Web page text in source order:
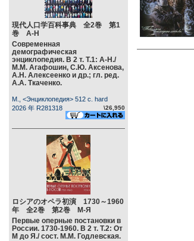
現代人口学百科事典 全2巻 第1
巻 А-Н
Современная
демографическая
энциклопедия. В 2 т. Т.1: А-Н./
М.М. Агафошин, С.Ю. Аксенова,
А.Н. Алексеенко и др.; гл. ред.
А.А. Ткаченко.
М., <Энциклопедия> 512 c. hard
2026 年 R281318
\26,950
ロシアのオペラ初演 1730～1960
年 全2巻 第2巻 М-Я
Первые оперные постановки в
России. 1730-1960. В 2 т. Т.2: От
М до Я./ сост. М.М. Годлевская.